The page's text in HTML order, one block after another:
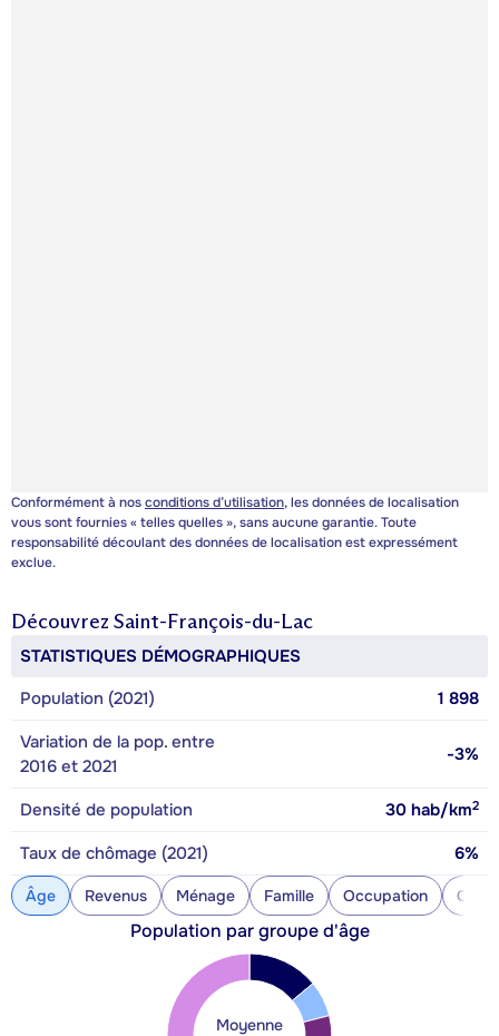
Conformément à nosconditions d’utilisation, les données de localisation
vous sont fournies « telles quelles », sans aucune garantie. Toute
responsabilité découlant des données de localisation est expressément
exclue.
Découvrez Saint-François-du-Lac
STATISTIQUES DÉMOGRAPHIQUES
Population (2021)
1 898
Variation de la pop. entre
2016 et 2021
-3%
Densité de population 30 hab/km2
Taux de chômage (2021) 6%
Âge Revenus Ménage Famille Occupation
Population par groupe d'âge
Moyenne